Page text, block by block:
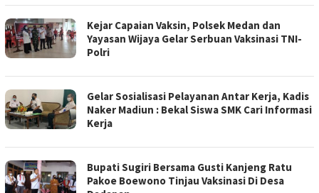
Kejar Capaian Vaksin, Polsek Medan dan
Yayasan Wijaya Gelar Serbuan Vaksinasi TNI-
Polri
Gelar Sosialisasi Pelayanan Antar Kerja, Kadis
Naker Madiun : Bekal Siswa SMK Cari Informasi
Kerja
Bupati Sugiri Bersama Gusti Kanjeng Ratu
Pakoe Boewono Tinjau Vaksinasi Di Desa